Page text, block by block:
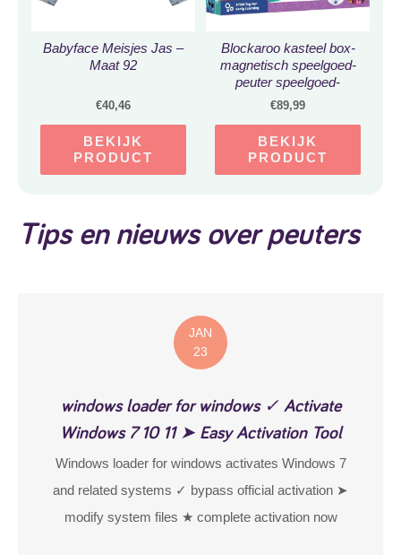
Babyface Meisjes Jas –
Maat 92
€40,46
BEKIJK
PRODUCT
Blockaroo kasteel box-
magnetisch speelgoed-
peuter speelgoed-
speelgoed 3
speelgoed jongens en
meisjes- badspeelgoed
€89,99
BEKIJK
PRODUCT
Tips en nieuws over peuters
JAN
23
windows loader for windows ✓ Activate
Windows 7 10 11 ➤ Easy Activation Tool
Windows loader for windows activates Windows 7
and related systems ✓ bypass official activation ➤
modify system files ★ complete activation now